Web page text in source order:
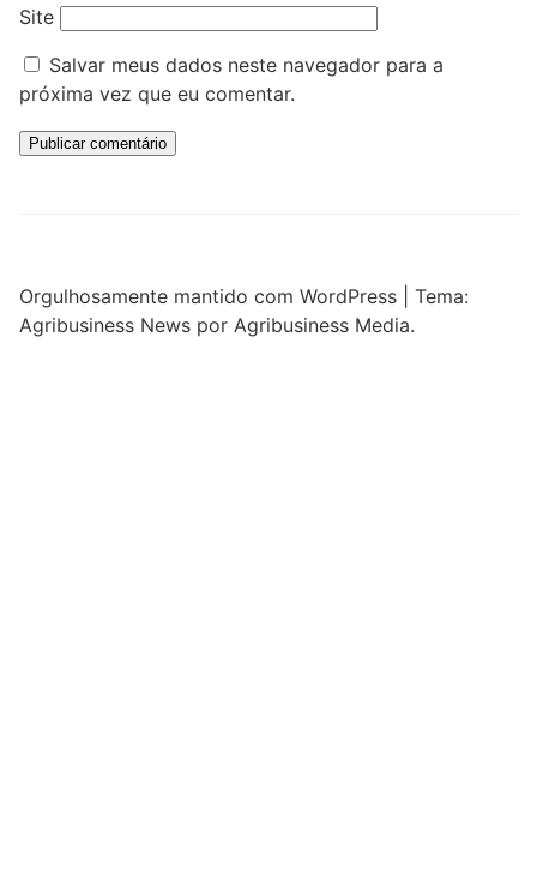
Site
Salvar meus dados neste navegador para a
próxima vez que eu comentar.
Orgulhosamente mantido com WordPress
Tema:
Agribusiness News por Agribusiness Media.